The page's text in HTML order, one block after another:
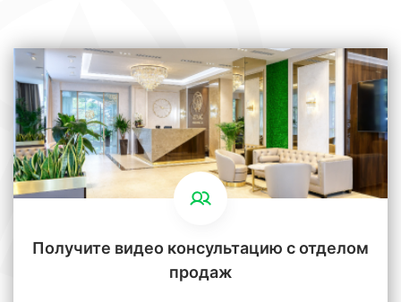
Получите видео консультацию с отделом
продаж